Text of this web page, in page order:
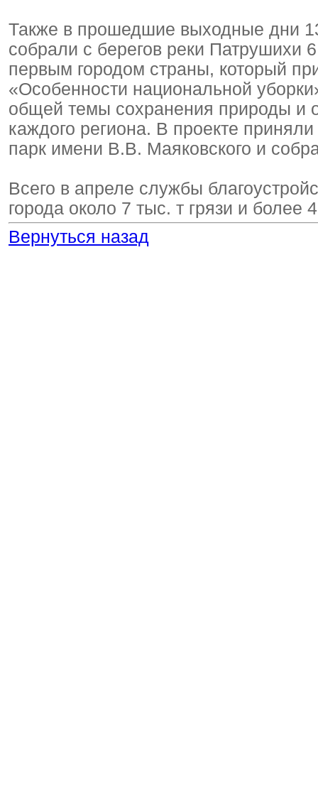
Также в прошедшие выходные дни
собрали с берегов реки Патрушихи
первым городом страны, который
«Особенности национальной
общей темы сохранения природы и
каждого региона. В проекте
парк имени В.В. Маяковского и
Всего в апреле службы
города около 7 тыс. т грязи и более
Вернуться назад